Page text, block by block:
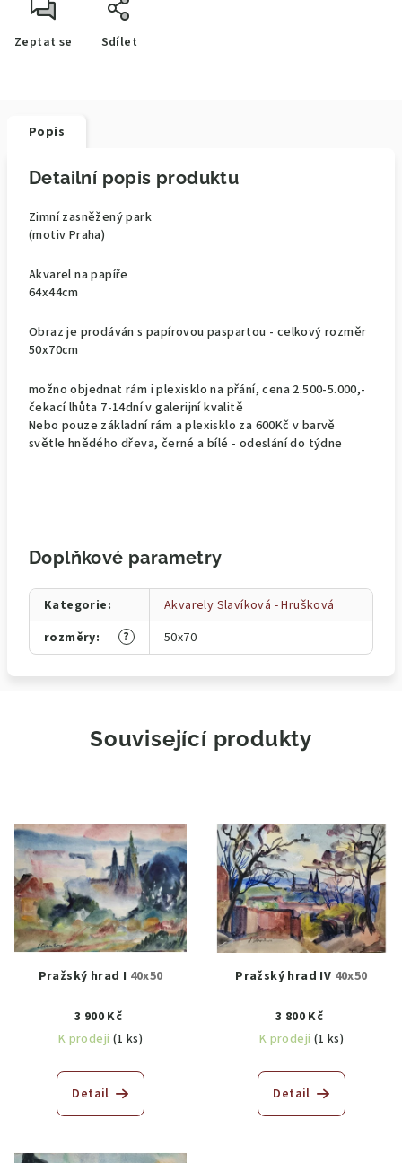
Zeptat se Sdílet
Popis
Detailní popis produktu
Zimní zasněžený park
(motiv Praha)
Akvarel na papíře
64x44cm
Obraz je prodáván s papírovou paspartou - celkový rozměr
50x70cm
možno objednat rám i plexisklo na přání, cena 2.500-5.000,-
čekací lhůta 7-14dní v galerijní kvalitě
Nebo pouze základní rám a plexisklo za 600Kč v barvě
světle hnědého dřeva, černé a bílé - odeslání do týdne
Doplňkové parametry
Kategorie:
Akvarely Slavíková - Hrušková
?
rozměry: 50x70
Související produkty
Pražský hrad I 40x50
3 900 Kč
K prodeji (1 ks)
Detail
Pražský hrad IV 40x50
3 800 Kč
K prodeji (1 ks)
Detail